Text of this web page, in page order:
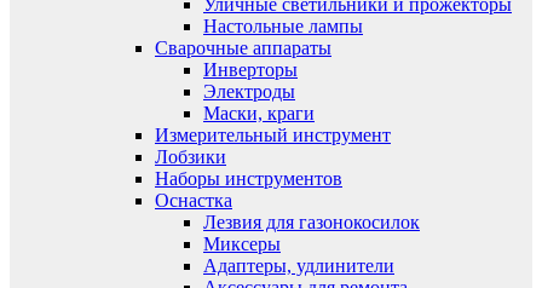
Уличные светильники и прожекторы
Настольные лампы
Сварочные аппараты
Инверторы
Электроды
Маски, краги
Измерительный инструмент
Лобзики
Наборы инструментов
Оснастка
Лезвия для газонокосилок
Миксеры
Адаптеры, удлинители